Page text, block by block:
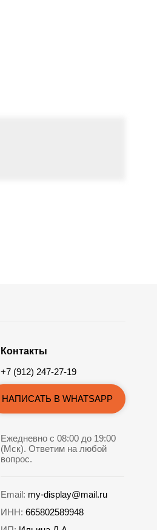
Контакты
+7 (912) 247-27-19
НАПИСАТЬ В WHATSAPP
Ежедневно с 08:00 до 19:00
(Мск). Ответим на любой
вопрос.
Email: my-display@mail.ru
ИНН: 665802589948